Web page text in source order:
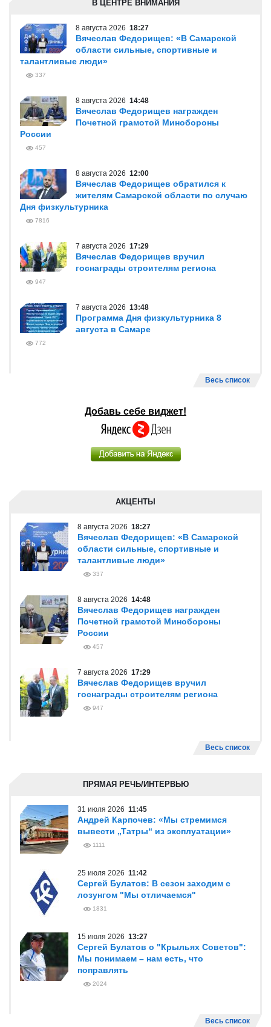
В ЦЕНТРЕ ВНИМАНИЯ
8 августа 2026 18:27
Вячеслав Федорищев: «В Самарской
области сильные, спортивные и
талантливые люди»
337
8 августа 2026 14:48
Вячеслав Федорищев награжден
Почетной грамотой Минобороны
России
457
8 августа 2026 12:00
Вячеслав Федорищев обратился к
жителям Самарской области по случаю
Дня физкультурника
7816
7 августа 2026 17:29
Вячеслав Федорищев вручил
госнаграды строителям региона
947
7 августа 2026 13:48
Программа Дня физкультурника 8
августа в Самаре
772
Весь список
Добавь себе виджет!
АКЦЕНТЫ
8 августа 2026 18:27
Вячеслав Федорищев: «В Самарской
области сильные, спортивные и
талантливые люди»
337
8 августа 2026 14:48
Вячеслав Федорищев награжден
Почетной грамотой Минобороны
России
457
7 августа 2026 17:29
Вячеслав Федорищев вручил
госнаграды строителям региона
947
Весь список
ПРЯМАЯ РЕЧЬ/ИНТЕРВЬЮ
31 июля 2026 11:45
Андрей Карпочев: «Мы стремимся
вывести „Татры“ из эксплуатации»
1111
25 июля 2026 11:42
Сергей Булатов: В сезон заходим с
лозунгом "Мы отличаемся"
1831
15 июля 2026 13:27
Сергей Булатов о "Крыльях Советов":
Мы понимаем – нам есть, что
поправлять
2024
Весь список